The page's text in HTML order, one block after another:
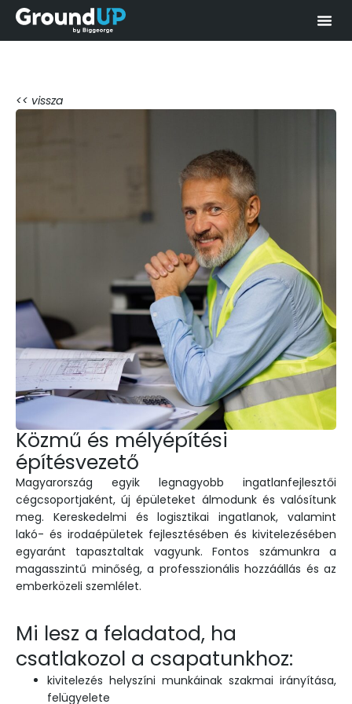
<< vissza
Közmű és mélyépítési
építésvezető
Magyarország egyik legnagyobb ingatlanfejlesztői
cégcsoportjaként, új épületeket álmodunk és valósítunk
meg. Kereskedelmi és logisztikai ingatlanok, valamint
lakó- és irodaépületek fejlesztésében és kivitelezésében
egyaránt tapasztaltak vagyunk. Fontos számunkra a
magasszintű minőség, a professzionális hozzáállás és az
emberközeli szemlélet.
Mi lesz a feladatod, ha
csatlakozol a csapatunkhoz:
kivitelezés helyszíni munkáinak szakmai irányítása,
felügyelete